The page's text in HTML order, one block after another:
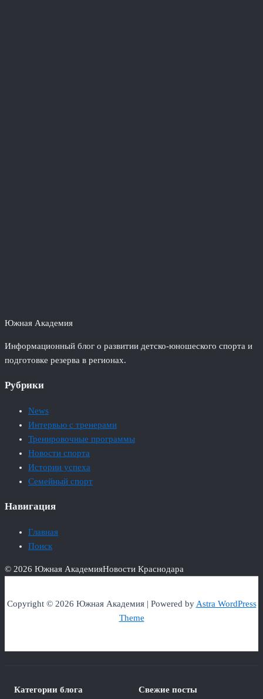
Южная Академия
Информационный блог о развитии детско-юношеского спорта и
подготовке резерва в регионах.
Рубрики
News
Интервью с тренерами
Тренировочные программы
Новости спорта
Истории успеха
Семейный спорт
Навигация
Главная
Поиск
© 2026 Южная АкадемияНовости Краснодара
Copyright © 2026 Южная Академия | Powered byAstra WordPress
Theme
Категории блога Свежие посты